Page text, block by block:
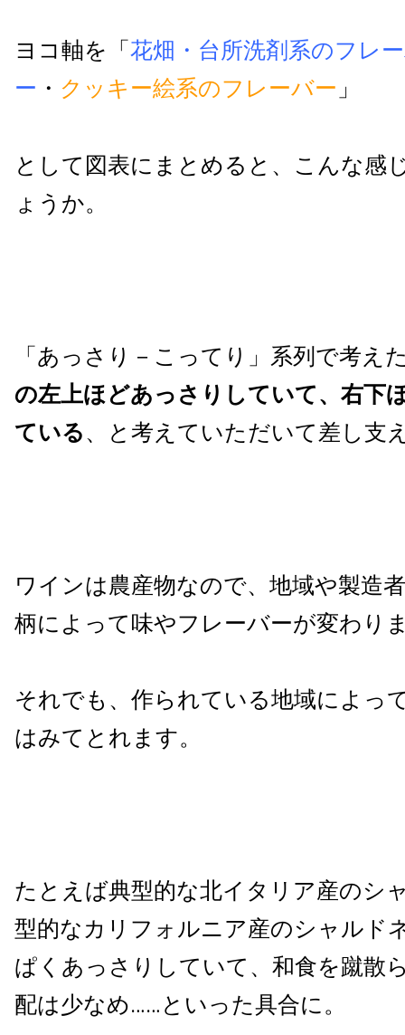
ヨコ軸を「 花畑・台所洗剤系のフレ
ー ・ クッキー絵系のフレーバー 」
として図表にまとめると、こんな感
ょうか。
「あっさり－こってり」系列で考え
の左上ほどあっさりしていて、右下
ている、と考えていただいて差し支
ワインは農産物なので、地域や製造
柄によって味やフレーバーが変わり
それでも、作られている地域によっ
はみてとれます。
たとえば典型的な北イタリア産のシ
型的なカリフォルニア産のシャルド
ぱくあっさりしていて、和食を蹴散
配は少なめ……といった具合に。